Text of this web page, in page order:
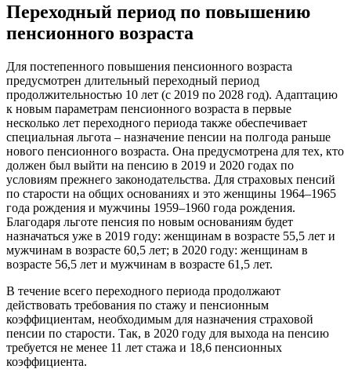
Переходный период по повышению
пенсионного возраста
Для постепенного повышения пенсионного возраста
предусмотрен длительный переходный период
продолжительностью 10 лет (с 2019 по 2028 год). Адаптацию
к новым параметрам пенсионного возраста в первые
несколько лет переходного периода также обеспечивает
специальная льгота – назначение пенсии на полгода раньше
нового пенсионного возраста. Она предусмотрена для тех, кто
должен был выйти на пенсию в 2019 и 2020 годах по
условиям прежнего законодательства. Для страховых пенсий
по старости на общих основаниях и это женщины 1964–1965
года рождения и мужчины 1959–1960 года рождения.
Благодаря льготе пенсия по новым основаниям будет
назначаться уже в 2019 году: женщинам в возрасте 55,5 лет и
мужчинам в возрасте 60,5 лет; в 2020 году: женщинам в
возрасте 56,5 лет и мужчинам в возрасте 61,5 лет.
В течение всего переходного периода продолжают
действовать требования по стажу и пенсионным
коэффициентам, необходимым для назначения страховой
пенсии по старости. Так, в 2020 году для выхода на пенсию
требуется не менее 11 лет стажа и 18,6 пенсионных
коэффициента.